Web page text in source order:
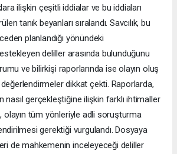
ilişkin çeşitli iddialar ve bu iddiaları
tanık beyanları sıralandı. Savcılık, bu
planlandığı yönündeki
deliller arasında bulunduğunu
ve bilirkişi raporlarında ise olayın oluş
dikkat çekti. Raporlarda,
nasıl gerçekleştiğine ilişkin farklı ihtimaller
olayın tüm yönleriyle adli soruşturma
gerektiği vurgulandı. Dosyaya
de mahkemenin inceleyeceği deliller